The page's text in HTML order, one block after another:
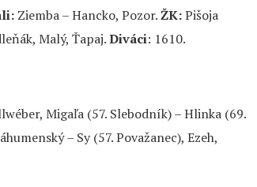
Ziemba – Hancko, Pozor.ŽK:Pišoja
Malý, Ťapaj.Diváci: 1610.
Migaľa (57. Slebodník) – Hlinka (69.
– Sy (57. Považanec), Ezeh,